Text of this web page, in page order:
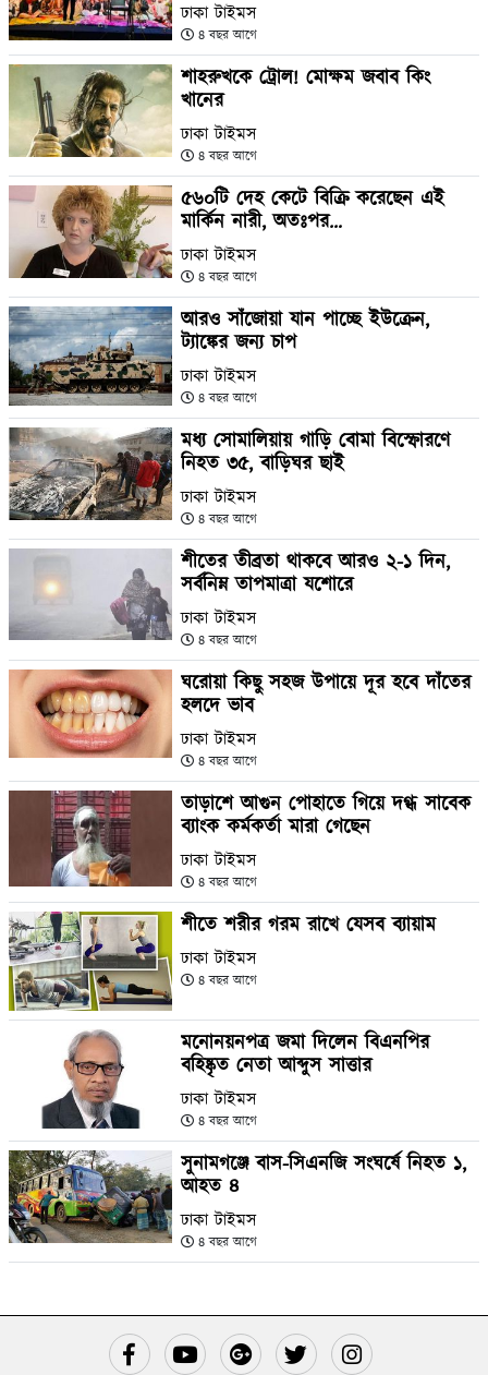
ঢাকা টাইমস
৪ বছর আগে
শাহরুখকে ট্রোল! মোক্ষম জবাব কিং
খানের
ঢাকা টাইমস
৪ বছর আগে
৫৬০টি দেহ কেটে বিক্রি করেছেন এই
মার্কিন নারী, অতঃপর…
ঢাকা টাইমস
৪ বছর আগে
আরও সাঁজোয়া যান পাচ্ছে ইউক্রেন,
ট্যাঙ্কের জন্য চাপ
ঢাকা টাইমস
৪ বছর আগে
মধ্য সোমালিয়ায় গাড়ি বোমা বিস্ফোরণে
নিহত ৩৫, বাড়িঘর ছাই
ঢাকা টাইমস
৪ বছর আগে
শীতের তীব্রতা থাকবে আরও ২-১ দিন,
সর্বনিম্ন তাপমাত্রা যশোরে
ঢাকা টাইমস
৪ বছর আগে
ঘরোয়া কিছু সহজ উপায়ে দূর হবে দাঁতের
হলদে ভাব
ঢাকা টাইমস
৪ বছর আগে
তাড়াশে আগুন পোহাতে গিয়ে দগ্ধ সাবেক
ব্যাংক কর্মকর্তা মারা গেছেন
ঢাকা টাইমস
৪ বছর আগে
শীতে শরীর গরম রাখে যেসব ব্যায়াম
ঢাকা টাইমস
৪ বছর আগে
মনোনয়নপত্র জমা দিলেন বিএনপির
বহিষ্কৃত নেতা আব্দুস সাত্তার
ঢাকা টাইমস
৪ বছর আগে
সুনামগঞ্জে বাস-সিএনজি সংঘর্ষে নিহত ১,
আহত ৪
ঢাকা টাইমস
৪ বছর আগে